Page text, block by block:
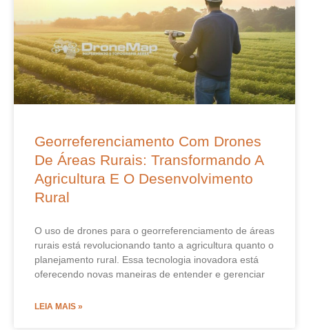
Georreferenciamento Com Drones
De Áreas Rurais: Transformando A
Agricultura E O Desenvolvimento
Rural
O uso de drones para o georreferenciamento de áreas
rurais está revolucionando tanto a agricultura quanto o
planejamento rural. Essa tecnologia inovadora está
oferecendo novas maneiras de entender e gerenciar
LEIA MAIS »